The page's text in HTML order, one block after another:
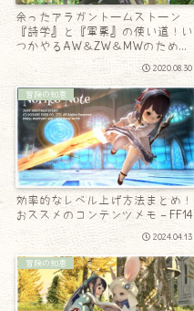
余ったアラガントームストーン
『詩学』と『軍票』の使い道！い
つかやるAW＆ZW＆MWのため
2020.08.30
冒険の知恵
効率的なレベル上げ方法まとめ！
おススメのコンテンツメモ – FF14
2024.04.13
冒険の知恵